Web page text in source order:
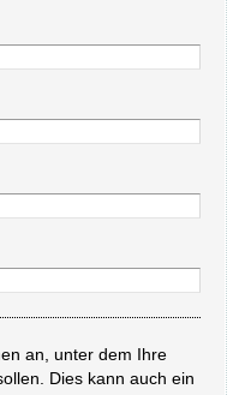
an, unter dem Ihre
Dies kann auch ein